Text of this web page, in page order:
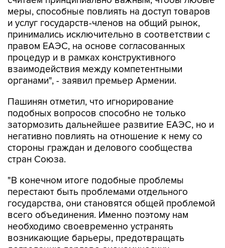
меры, способные повлиять на доступ товаров
и услуг государств-членов на общий рынок,
принимались исключительно в соответствии с
правом ЕАЭС, на основе согласованных
процедур и в рамках конструктивного
взаимодействия между компетентными
органами", - заявил премьер Армении.
Пашинян отметил, что игнорирование
подобных вопросов способно не только
затормозить дальнейшее развитие ЕАЭС, но и
негативно повлиять на отношение к нему со
стороны граждан и делового сообщества
стран Союза.
"В конечном итоге подобные проблемы
перестают быть проблемами отдельного
государства, они становятся общей проблемой
всего объединения. Именно поэтому нам
необходимо своевременно устранять
возникающие барьеры, предотвращать